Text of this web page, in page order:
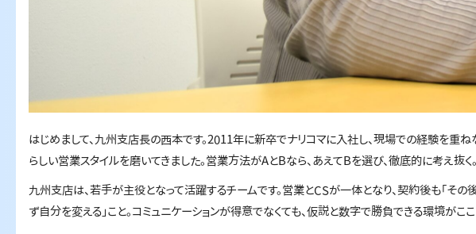
はじめまして、九州支店長の西本です。2011年に新卒でナリコマに入社し、現場での経験を重ね
らしい営業スタイルを磨いてきました。営業方法がAとBなら、あえてBを選び、徹底的に考え抜
九州支店は、若手が主役となって活躍するチームです。営業とCSが一体となり、契約後も「その
ず自分を変える」こと。コミュニケーションが得意でなくても、仮説と数字で勝負できる環境がここ